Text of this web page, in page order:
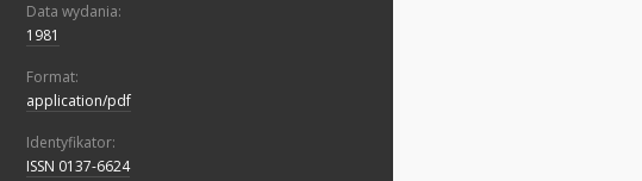
Data wydania:
1981
Format:
application/pdf
Identyfikator:
ISSN 0137-6624